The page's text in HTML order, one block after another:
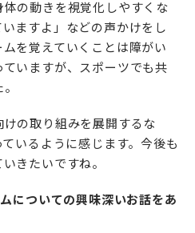
の動きを視覚化しやすくな
ますよ」などの声かけをし
を覚えていくことは障がい
いますが、スポーツでも共
の取り組みを展開するな
いるように感じます。今後も
きたいですね。
についての興味深いお話をあ